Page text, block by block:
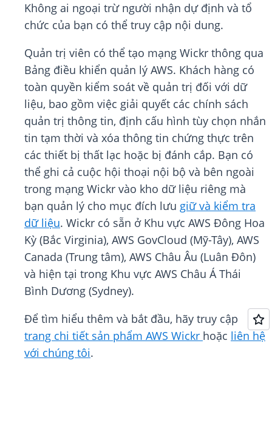
Không ai ngoại trừ người nhận dự định và tổ
chức của bạn có thể truy cập nội dung.
Quản trị viên có thể tạo mạng Wickr thông qua
Bảng điều khiển quản lý AWS. Khách hàng có
toàn quyền kiểm soát về quản trị đối với dữ
liệu, bao gồm việc giải quyết các chính sách
quản trị thông tin, định cấu hình tùy chọn nhắn
tin tạm thời và xóa thông tin chứng thực trên
các thiết bị thất lạc hoặc bị đánh cắp. Bạn có
thể ghi cả cuộc hội thoại nội bộ và bên ngoài
trong mạng Wickr vào kho dữ liệu riêng mà
bạn quản lý cho mục đích lưu giữ và kiểm tra
dữ liệu. Wickr có sẵn ở Khu vực AWS Đông Hoa
Kỳ (Bắc Virginia), AWS GovCloud (Mỹ-Tây), AWS
Canada (Trung tâm), AWS Châu Âu (Luân Đôn)
và hiện tại trong Khu vực AWS Châu Á Thái
Bình Dương (Sydney).
Để tìm hiểu thêm và bắt đầu, hãy truy cập
trang chi tiết sản phẩm AWS Wickr hoặc liên hệ
với chúng tôi.